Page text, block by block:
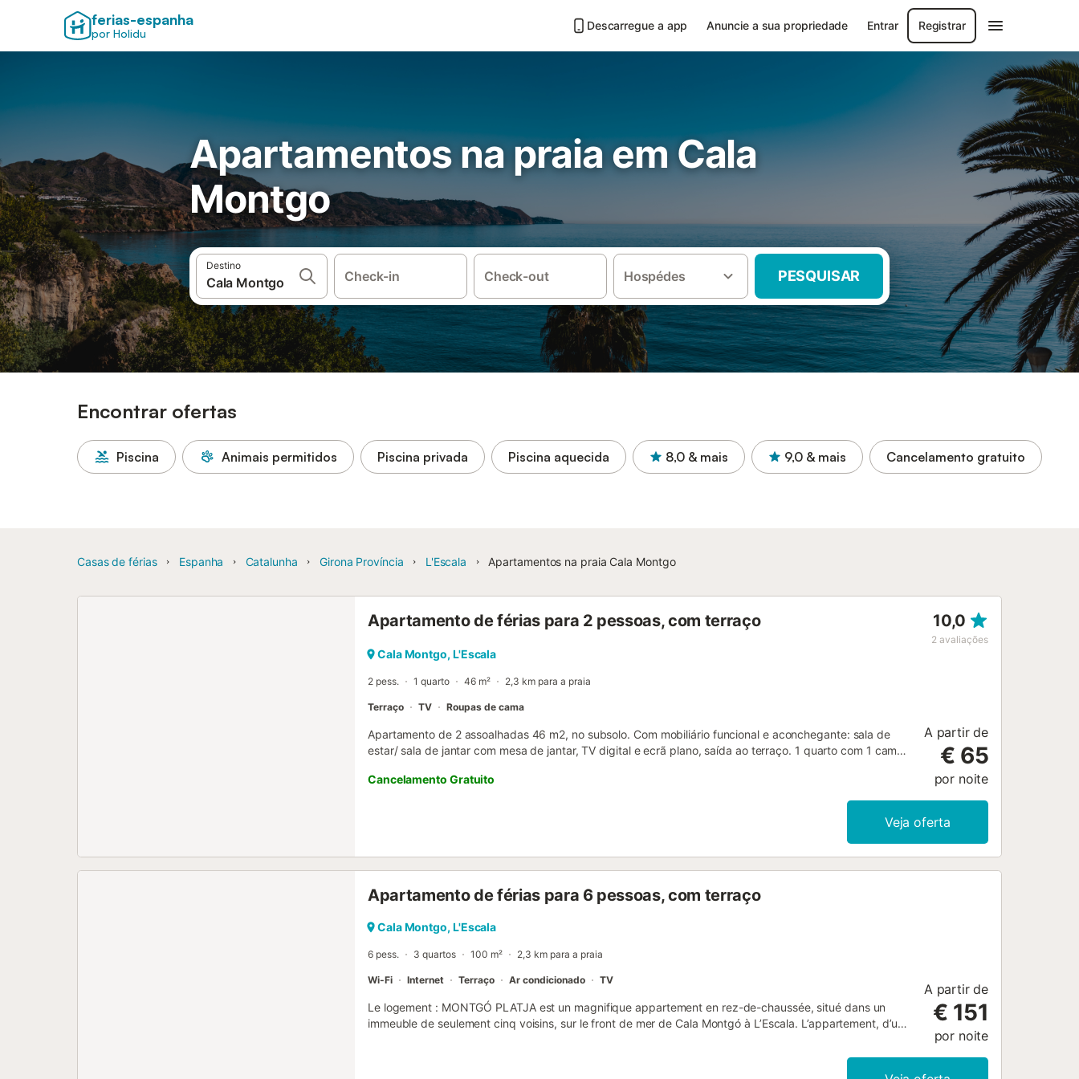
ferias-espanha
por Holidu
Descarregue a app Anuncie a sua propriedade Entrar Registrar
Apartamentos na praia em Cala
Montgo
Destino
Check-in Check-out Hospédes PESQUISAR
Encontrar ofertas
Piscina Animais permitidos Piscina privada Piscina aquecida 8,0 & mais 9,0 & mais Cancelamento gratuito
Casas de férias Espanha Catalunha Girona Província L'Escala Apartamentos na praia Cala Montgo
Apartamento de férias para 2 pessoas, com terraço 10,0
2 avaliações
Cala Montgo, L'Escala
2 pess. 1 quarto 46 m² 2,3 km para a praia
Terraço TV Roupas de cama
Apartamento de 2 assoalhadas 46 m2, no subsolo. Com mobiliário funcional e aconchegante: sala de
estar/ sala de jantar com mesa de jantar, TV digital e ecrã plano, saída ao terraço. 1 quarto com 1 cama
chaleira, máquina de café eléctrica). Banheira/WC. Nenhuma opção de aquecimento. Terraço
parcialmente coberto, sentido sul. Móveis de varanda. Vista muito bonita ao mar. O alojamento dispõe
de: máquina de lavar a roupa, ferro de passar roupa, secador de cabelo. Por favor, a ter em conta: TV
somente ES. HUTG012026 ESFCTU000017010000259278000000000000000000HUTG0120265...
Cancelamento Gratuito
A partir de
€ 65
por noite
Veja oferta
Apartamento de férias para 6 pessoas, com terraço
Cala Montgo, L'Escala
6 pess. 3 quartos 100 m² 2,3 km para a praia
Wi-Fi Internet Terraço Ar condicionado TV
Le logement : MONTGÓ PLATJA est un magnifique appartement en rez-de-chaussée, situé dans un
immeuble de seulement cinq voisins, sur le front de mer de Cala Montgó à L’Escala. L’appartement, d’une
de bains privative avec douche, lavabo et toilettes séparées ; une avec deux lits simples ; et une
troisième avec lits superposés. Il dispose également d’une deuxième salle de bains avec douche, lavabo
A partir de
€ 151
por noite